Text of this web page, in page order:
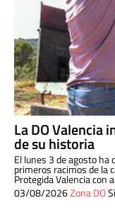
La DO Valencia
de su historia
El lunes 3 de agosto ha
primeros racimos de la
Protegida Valencia con
03/08/2026Zona DO